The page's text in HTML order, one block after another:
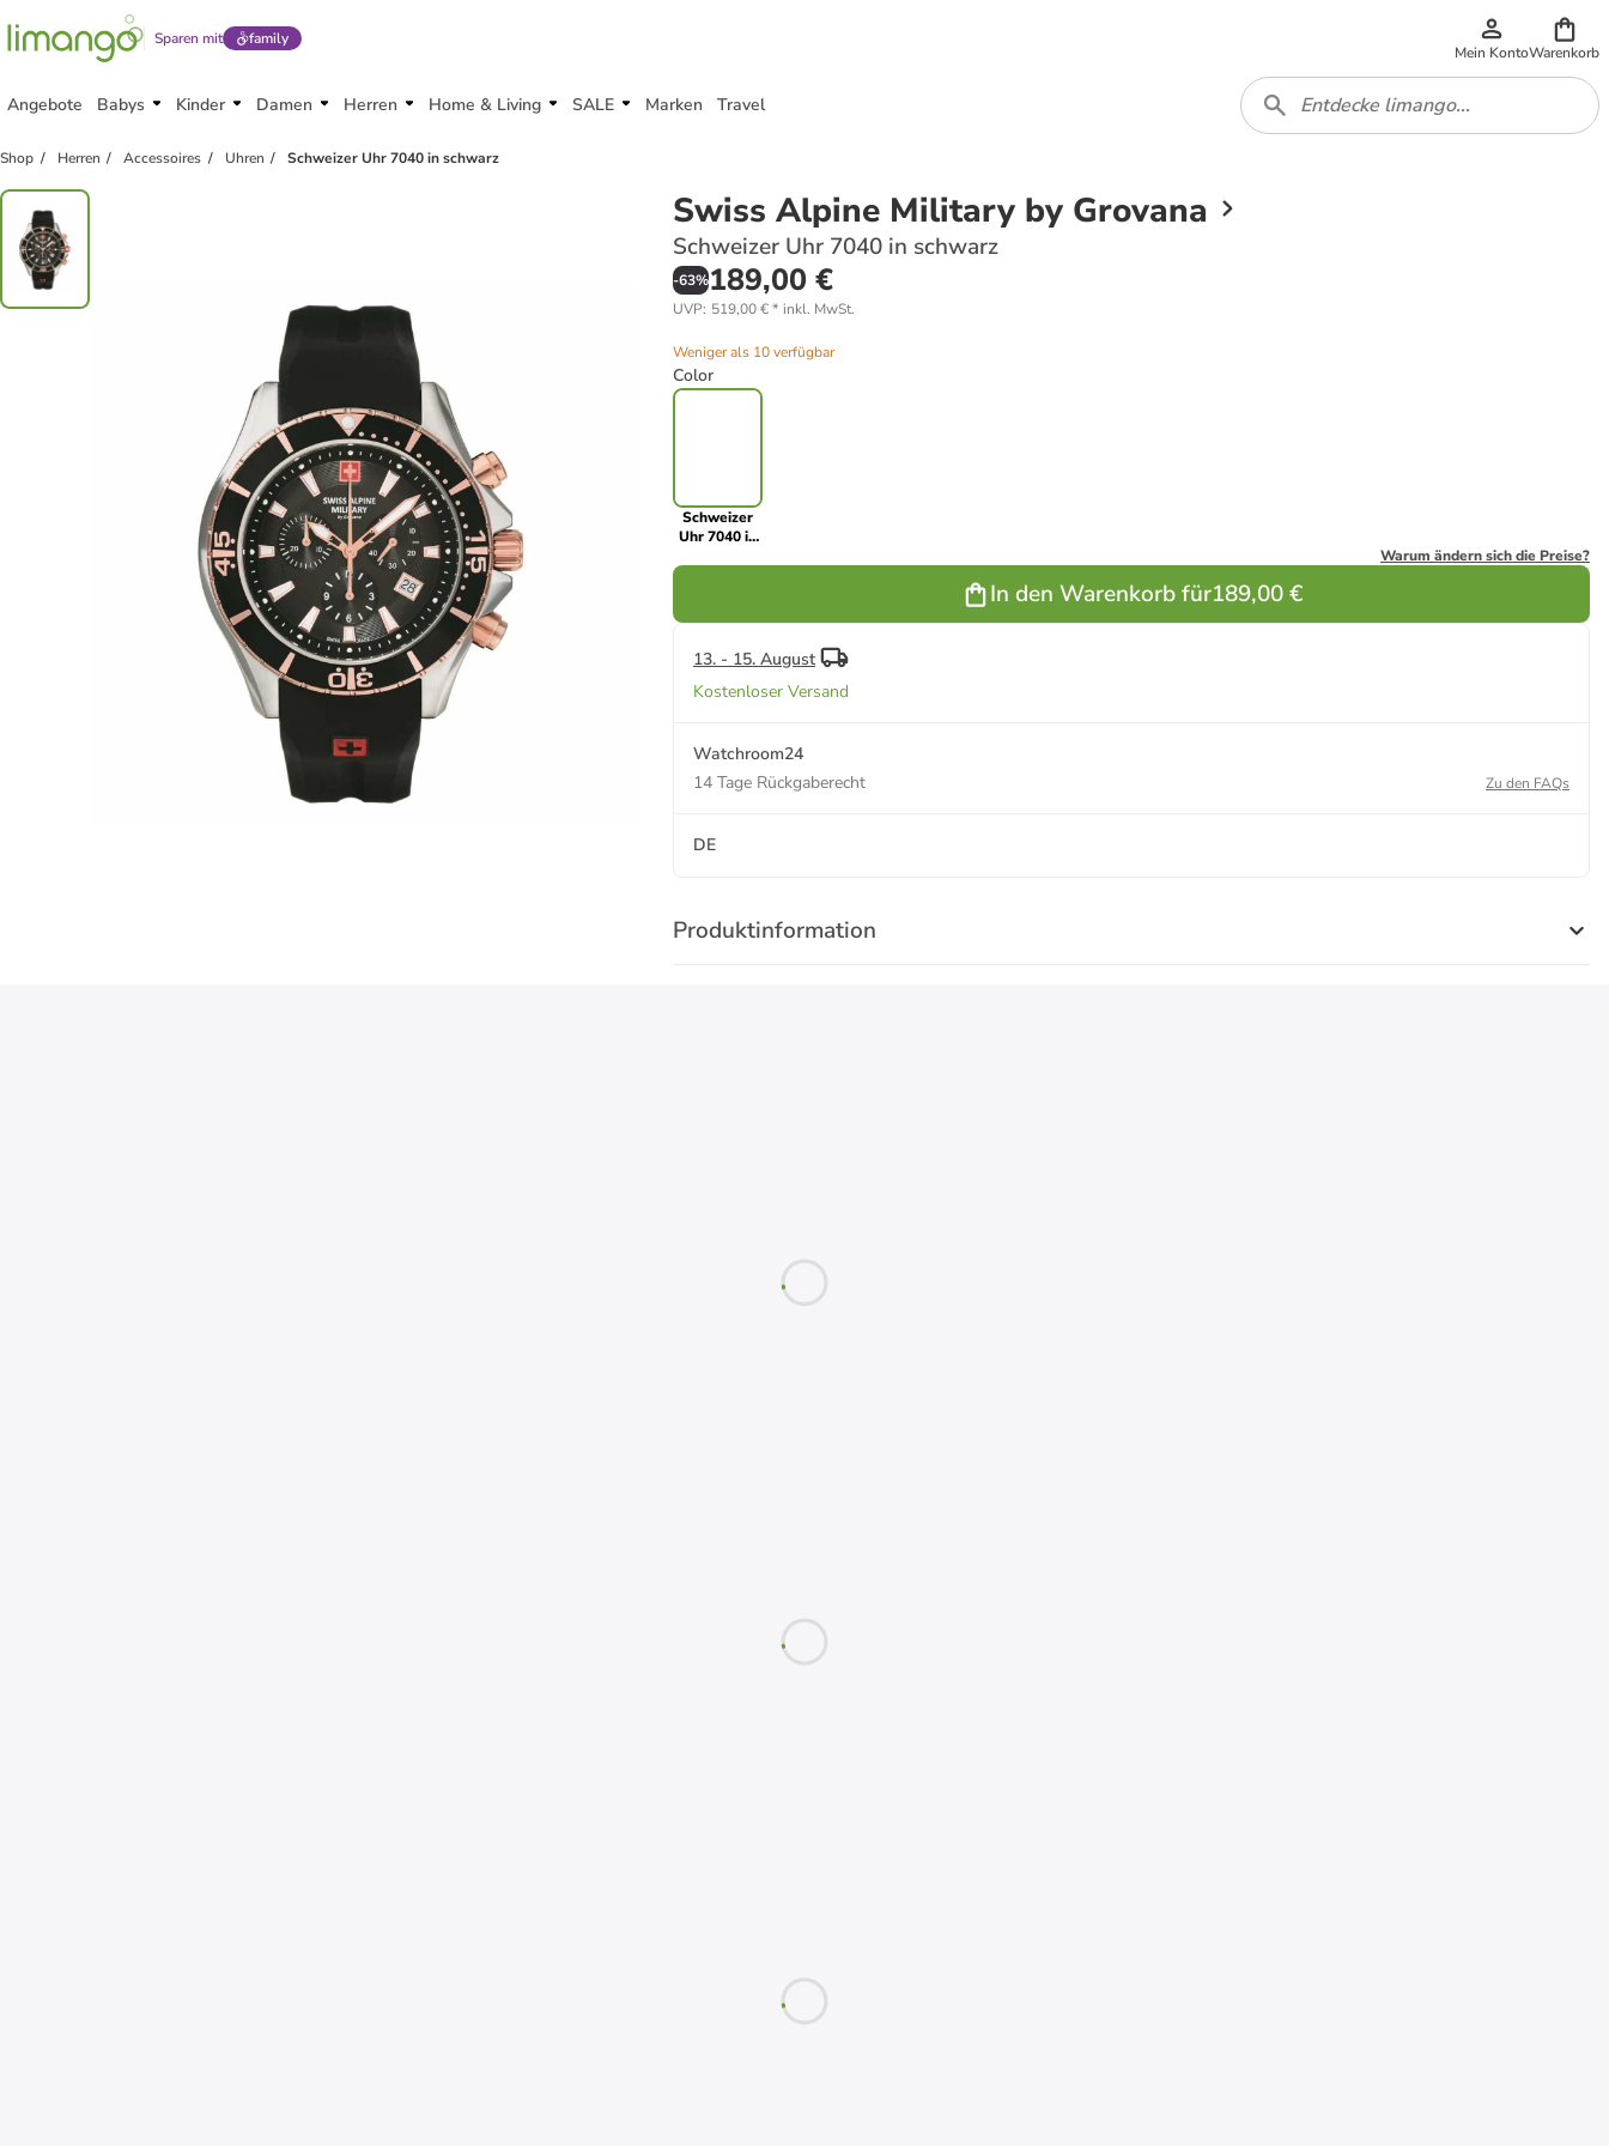
Sparen mit family
Mein KontoWarenkorb
Angebote Babys Kinder Damen Herren Home & Living SALE Marken Travel
Shop Herren Accessoires Uhren Schweizer Uhr 7040 in schwarz
Swiss Alpine Military by Grovana
Schweizer Uhr 7040 in schwarz
-63%189,00 €
UVP: 519,00 €* inkl. MwSt.
Weniger als 10 verfügbar
Color
Schweizer
Uhr 7040 in
Warum ändern sich die Preise?
In den Warenkorb für189,00 €
13. - 15. August
Kostenloser Versand
Watchroom24
14 Tage Rückgaberecht
Zu den FAQs
DE
Produktinformation